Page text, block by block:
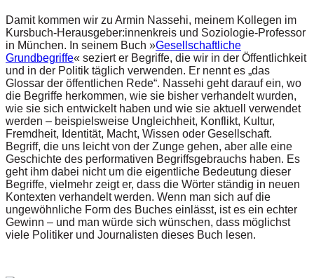
Damit kommen wir zu Armin Nassehi, meinem Kollegen im
Kursbuch-Herausgeber:innenkreis und Soziologie-Professor
in München. In seinem Buch »Gesellschaftliche
Grundbegriffe« seziert er Begriffe, die wir in der Öffentlichkeit
und in der Politik täglich verwenden. Er nennt es „das
Glossar der öffentlichen Rede“. Nassehi geht darauf ein, wo
die Begriffe herkommen, wie sie bisher verhandelt wurden,
wie sie sich entwickelt haben und wie sie aktuell verwendet
werden – beispielsweise Ungleichheit, Konflikt, Kultur,
Fremdheit, Identität, Macht, Wissen oder Gesellschaft.
Begriff, die uns leicht von der Zunge gehen, aber alle eine
Geschichte des performativen Begriffsgebrauchs haben. Es
geht ihm dabei nicht um die eigentliche Bedeutung dieser
Begriffe, vielmehr zeigt er, dass die Wörter ständig in neuen
Kontexten verhandelt werden. Wenn man sich auf die
ungewöhnliche Form des Buches einlässt, ist es ein echter
Gewinn – und man würde sich wünschen, dass möglichst
viele Politiker und Journalisten dieses Buch lesen.